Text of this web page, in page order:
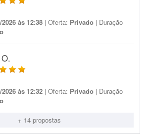
2026 às 12:38 | Oferta: Privado | Duração
2026 às 12:32 | Oferta: Privado | Duração
+ 14 propostas